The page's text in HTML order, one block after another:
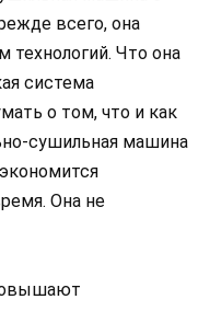
всего, она
Что она
система
о том, что и как
сушильная машина
Она не